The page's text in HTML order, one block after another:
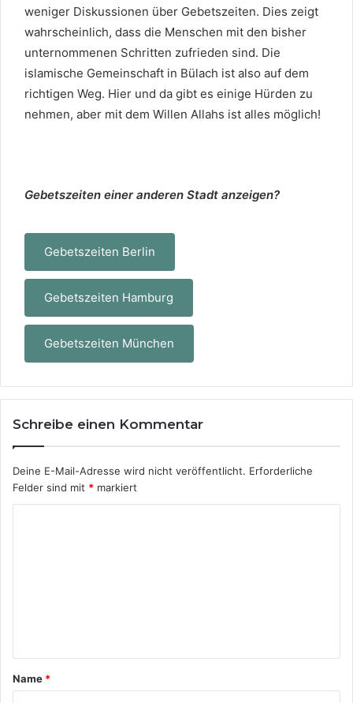
weniger Diskussionen über Gebetszeiten. Dies zeigt
wahrscheinlich, dass die Menschen mit den bisher
unternommenen Schritten zufrieden sind. Die
islamische Gemeinschaft in Bülach ist also auf dem
richtigen Weg. Hier und da gibt es einige Hürden zu
nehmen, aber mit dem Willen Allahs ist alles möglich!
Gebetszeiten einer anderen Stadt anzeigen?
Gebetszeiten Berlin
Gebetszeiten Hamburg
Gebetszeiten München
Schreibe einen Kommentar
Deine E-Mail-Adresse wird nicht veröffentlicht. Erforderliche
Felder sind mit * markiert
Name *